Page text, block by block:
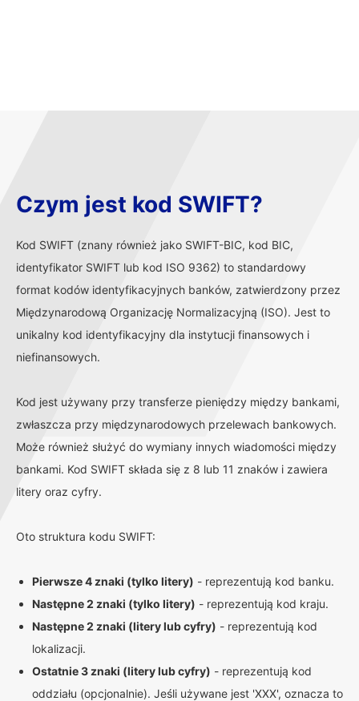
Czym jest kod SWIFT?
Kod SWIFT (znany również jako SWIFT-BIC, kod BIC,
identyfikator SWIFT lub kod ISO 9362) to standardowy
format kodów identyfikacyjnych banków, zatwierdzony przez
Międzynarodową Organizację Normalizacyjną (ISO). Jest to
unikalny kod identyfikacyjny dla instytucji finansowych i
niefinansowych.
Kod jest używany przy transferze pieniędzy między bankami,
zwłaszcza przy międzynarodowych przelewach bankowych.
Może również służyć do wymiany innych wiadomości między
bankami. Kod SWIFT składa się z 8 lub 11 znaków i zawiera
litery oraz cyfry.
Oto struktura kodu SWIFT:
Pierwsze 4 znaki (tylko litery) - reprezentują kod banku.
Następne 2 znaki (tylko litery) - reprezentują kod kraju.
Następne 2 znaki (litery lub cyfry) - reprezentują kod
lokalizacji.
Ostatnie 3 znaki (litery lub cyfry) - reprezentują kod
oddziału (opcjonalnie). Jeśli używane jest 'XXX', oznacza to